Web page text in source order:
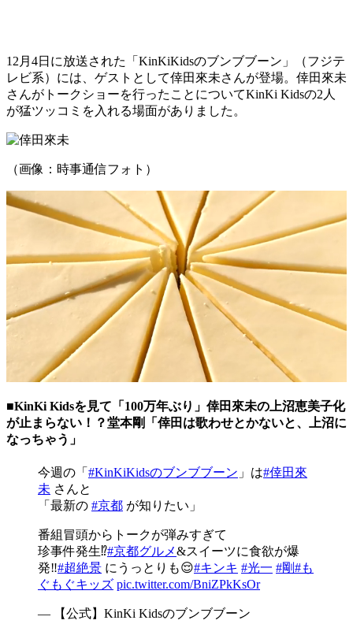
12月4日に放送された「KinKiKidsのブンブブーン」（フジテ
レビ系）には、ゲストとして倖田來未さんが登場。倖田來未
さんがトークショーを行ったことについてKinKi Kidsの2人
が猛ツッコミを入れる場面がありました。
（画像：時事通信フォト）
■KinKi Kidsを見て「100万年ぶり」倖田來未の上沼恵美子化
が止まらない！？堂本剛「倖田は歌わせとかないと、上沼に
なっちゃう」
今週の「 #KinKiKidsのブンブブーン 」は#倖田來
未 さんと
「最新の #京都 が知りたい」
番組冒頭からトークが弾みすぎて
珍事件発生⁉︎#京都グルメ&スイーツに食欲が爆
発‼︎#超絶景 にうっとりも😌#キンキ #光一 #剛#も
ぐもぐキッズ pic.twitter.com/BniZPkKsOr
— 【公式】KinKi Kidsのブンブブーン